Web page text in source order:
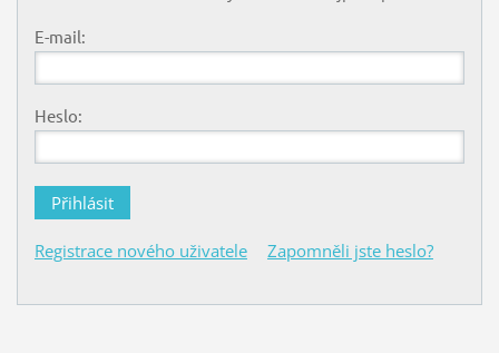
E-mail:
Heslo:
Registrace nového uživatele Zapomněli jste heslo?